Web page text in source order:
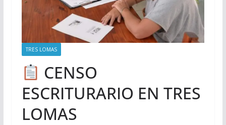
TRES LOMAS
CENSO
ESCRITURARIO EN TRES
LOMAS